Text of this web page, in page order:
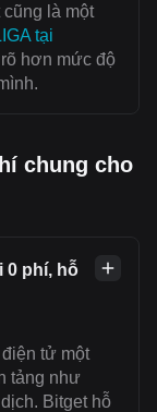
là một
tại
hơn mức độ
chung cho
0 phí, hỗ
tử một
tảng như
Bitget hỗ